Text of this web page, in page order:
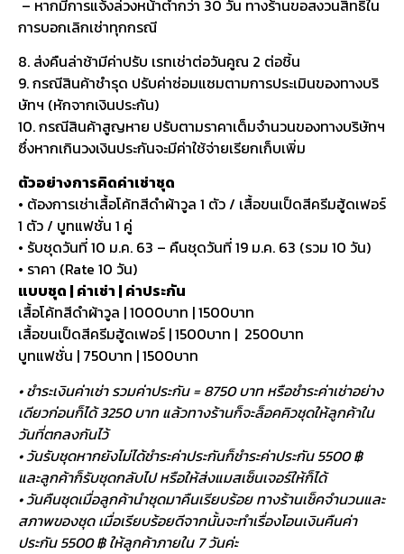
– หากมีการแจ้งล่วงหน้าต่ำกว่า 30 วัน ทางร้านขอสงวนสิทธิ์ใน
การบอกเลิกเช่าทุกกรณี
8. ส่งคืนล่าช้ามีค่าปรับ เรทเช่าต่อวันคูณ 2 ต่อชิ้น
9. กรณีสินค้าชำรุด ปรับค่าซ่อมแซมตามการประเมินของทางบริ
ษัทฯ (หักจากเงินประกัน)
10. กรณีสินค้าสูญหาย ปรับตามราคาเต็มจำนวนของทางบริษัทฯ
ซึ่งหากเกินวงเงินประกันจะมีค่าใช้จ่ายเรียกเก็บเพิ่ม
ตัวอย่างการคิดค่าเช่าชุด
• ต้องการเช่าเสื้อโค้ทสีดำผ้าวูล 1 ตัว / เสื้อขนเป็ดสีครีมฮู้ดเฟอร์
1 ตัว / บูทแฟชั่น 1 คู่
• รับชุดวันที่ 10 ม.ค. 63 – คืนชุดวันที่ 19 ม.ค. 63 (รวม 10 วัน)
• ราคา (Rate 10 วัน)
แบบชุด | ค่าเช่า | ค่าประกัน
เสื้อโค้ทสีดำผ้าวูล | 1000บาท | 1500บาท
เสื้อขนเป็ดสีครีมฮู้ดเฟอร์ | 1500บาท | 2500บาท
บูทแฟชั่น | 750บาท | 1500บาท
• ชำระเงินค่าเช่า รวมค่าประกัน = 8750 บาท หรือชำระค่าเช่าอย่าง
เดียวก่อนก็ได้ 3250 บาท แล้วทางร้านก็จะล็อคคิวชุดให้ลูกค้าใน
วันที่ตกลงกันไว้
• วันรับชุดหากยังไม่ได้ชำระค่าประกันก็ชำระค่าประกัน 5500 ฿
และลูกค้าก็รับชุดกลับไป หรือให้ส่งแมสเซ็นเจอร์ให้ก็ได้
• วันคืนชุดเมื่อลูกค้านำชุดมาคืนเรียบร้อย ทางร้านเช็คจำนวนและ
สภาพของชุด เมื่อเรียบร้อยดีจากนั้นจะทำเรื่องโอนเงินคืนค่า
ประกัน 5500 ฿ ให้ลูกค้าภายใน 7 วันค่ะ